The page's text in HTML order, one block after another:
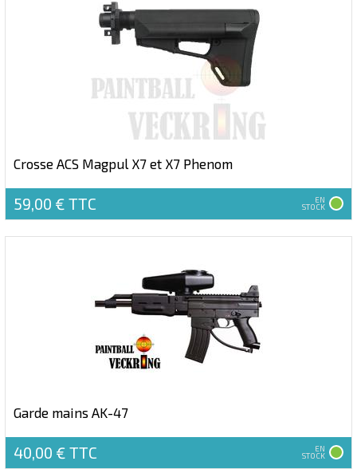
Crosse ACS Magpul X7 et X7 Phenom
59,00 € TTC EN
STOCK
Garde mains AK-47
40,00 € TTC EN
STOCK